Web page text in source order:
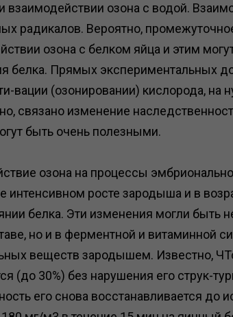
взаимодействии озона с водой.
радикалов. Вероятно,
озона с белком яйца и этим
белка. Прямых экспериментальных
вации (озонировании) кислорода, на
связано изменение
быть очень полезными.
озона на процессы
интенсивном росте зародыша и в
белка. Эти изменения могли быть
но и в ферментной и витаминной
веществ зародышем. Известно,
(до 30%) без нарушения его струк-
его снова восстанавливается